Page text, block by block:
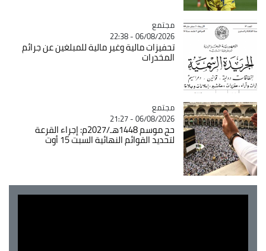
Catégorie
مجتمع
06/08/2026 - 22:38
تحفيزات مالية وغير مالية للمبلغين عن جرائم
المخدرات
Catégorie
مجتمع
06/08/2026 - 21:27
حج موسم 1448هـ/2027م: إجراء القرعة
لتحديد القوائم النهائية السبت 15 أوت